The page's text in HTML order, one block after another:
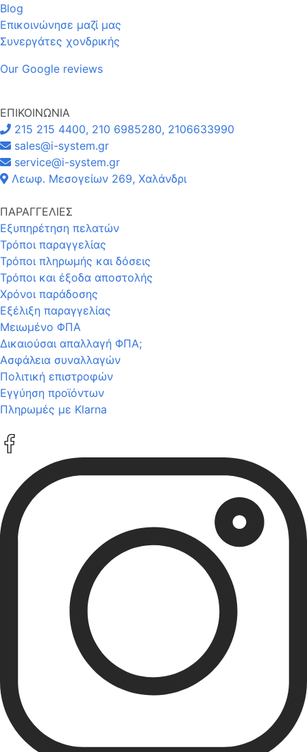
Blog
Επικοινώνησε μαζί μας
Συνεργάτες χονδρικής
Our Google reviews
ΕΠΙΚΟΙΝΩΝΙΑ
215 215 4400, 210 6985280, 2106633990
sales@i-system.gr
service@i-system.gr
Λεωφ. Μεσογείων 269, Χαλάνδρι
ΠΑΡΑΓΓΕΛΙΕΣ
Εξυπηρέτηση πελατών
Τρόποι παραγγελίας
Τρόποι πληρωμής και δόσεις
Τρόποι και έξοδα αποστολής
Χρόνοι παράδοσης
Εξέλιξη παραγγελίας
Μειωμένο ΦΠΑ
Δικαιούσαι απαλλαγή ΦΠΑ;
Ασφάλεια συναλλαγών
Πολιτική επιστροφών
Εγγύηση προϊόντων
Πληρωμές με Klarna